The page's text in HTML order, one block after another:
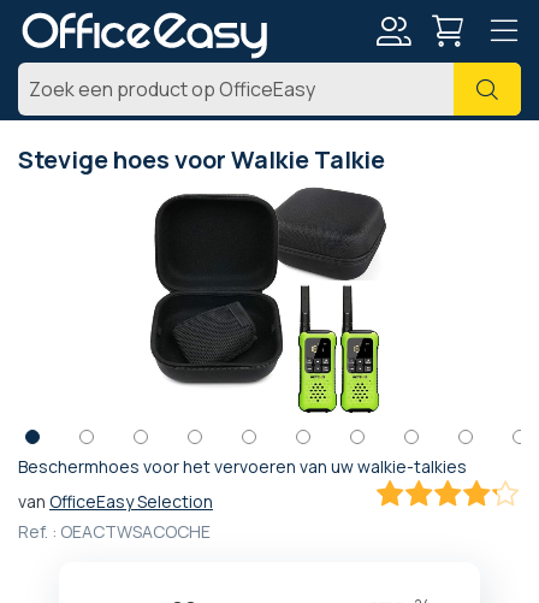
Zoek
Stevige hoes voor Walkie Talkie
Beschermhoes voor het vervoeren van uw walkie-talkies
van OfficeEasy Selection
Ref. : OEACTWSACOCHE
Ga
naar
het